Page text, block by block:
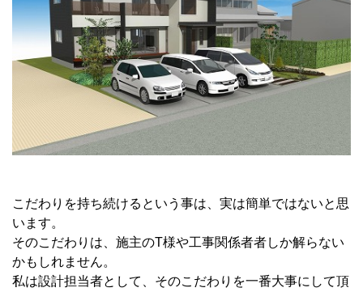
こだわりを持ち続けるという事は、実は簡単ではないと思
います。
そのこだわりは、施主のT様や工事関係者者しか解らない
かもしれません。
私は設計担当者として、そのこだわりを一番大事にして頂